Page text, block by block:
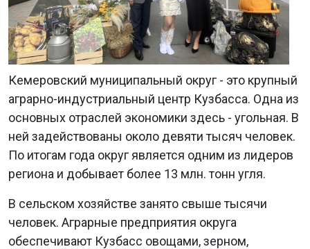
Кемеровский муниципальный округ - это крупный
аграрно-индустриальный центр Кузбасса. Одна из
основных отраслей экономики здесь - угольная. В
ней задействованы около девяти тысяч человек.
По итогам года округ является одним из лидеров
региона и добывает более 13 млн. тонн угля.
В сельском хозяйстве занято свыше тысячи
человек. Аграрные предприятия округа
обеспечивают Кузбасс овощами, зерном,